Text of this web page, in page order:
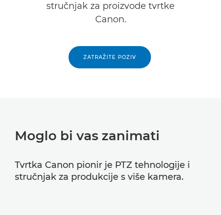
stručnjak za proizvode tvrtke
Canon.
ZATRAŽITE POZIV
Moglo bi vas zanimati
Tvrtka Canon pionir je PTZ tehnologije i
stručnjak za produkcije s više kamera.